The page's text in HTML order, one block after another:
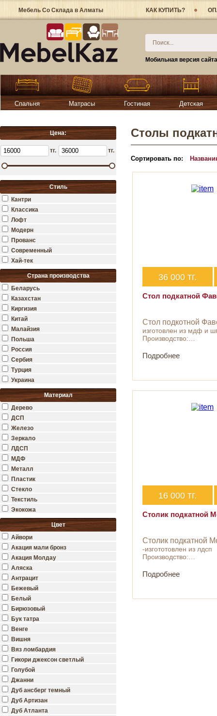
Мебель Со Склада в Алматы КАК КУПИТЬ?
Мобильная версия
Спальня Матрасы Гостиная Детская
Цена:
тг. тг.
Стиль
Кантри
Классика
Лофт
Модерн
Прованс
Современный
Хай-тек
Страна производства
Беларусь
Казахстан
Киргизия
Китай
Малайзия
Польша
Россия
Сербия
Турция
Украина
Материал
Дерево
ДСП
Железо
Зеркало
ЛДСП
МДФ
Металл
Пластик
Стекло
Текстиль
Экокожа
Цвет
Айвори
Акация мали бронз
Акация Молдау
Аляска
Антрацит
Бежевый
Белый
Бирюзовый
Бук татра
Венге
Вишня
Вяз ломбардия
Гикори джексон светлый
Голубой
Джанни
Дуб ансберг темный
Дуб Артизан
Дуб Атланта
Столы
Сортировать по:
36 000 тг.
Стол подкатной
Стол подкотной
изготовлен из мдф и
Производство:…
Подробнее
16 000 тг.
Столик подкатной
Столик подкатной
-изгототовлен из лдсп
Производство:…
Подробнее